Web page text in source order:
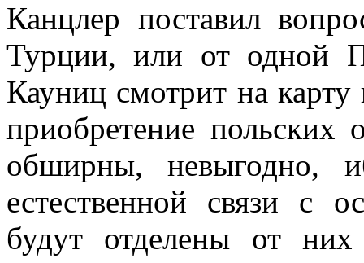
Канцлер поставил
Турции, или от одной
Кауниц смотрит на
приобретение
обширны, невыгодно,
естественной связи с
будут отделены от